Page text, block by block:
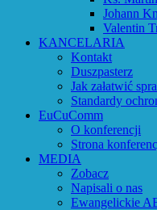
Johann
Valentin
KANCELARIA
Kontakt
Duszpasterz
Jak załatwić
Standardy
EuCuComm
O konferencji
Strona
MEDIA
Zobacz
Napisali o nas
Ewangelickie